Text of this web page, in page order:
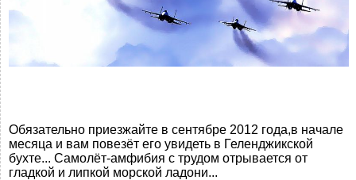
Обязательно приезжайте в сентябре 2012 года,в начале
месяца и вам повезёт его увидеть в Геленджикской
бухте... Самолёт-амфибия с трудом отрывается от
гладкой и липкой морской ладони...